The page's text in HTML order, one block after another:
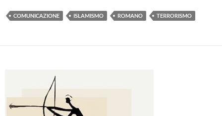
COMUNICAZIONE ISLAMISMO ROMANO TERRORISMO